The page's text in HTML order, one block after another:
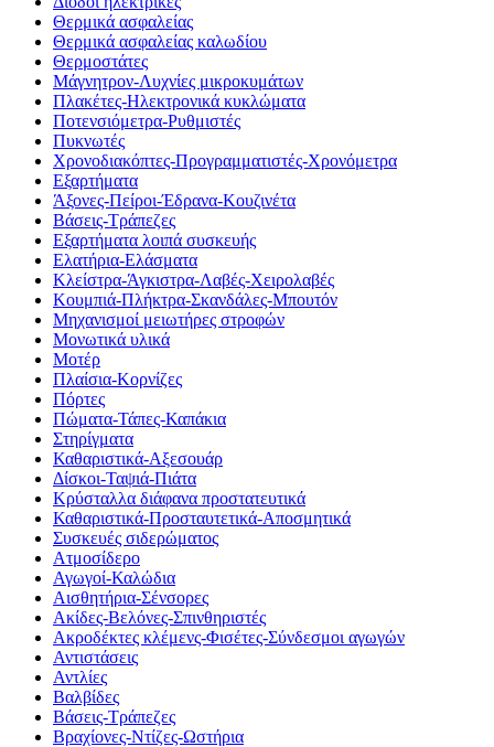
Θερμικά ασφαλείας
Θερμικά ασφαλείας καλωδίου
Θερμοστάτες
Μάγνητρον-Λυχνίες μικροκυμάτων
Πλακέτες-Ηλεκτρονικά κυκλώματα
Ποτενσιόμετρα-Ρυθμιστές
Πυκνωτές
Χρονοδιακόπτες-Προγραμματιστές-Χρονόμετρα
Εξαρτήματα
Άξονες-Πείροι-Έδρανα-Κουζινέτα
Βάσεις-Τράπεζες
Εξαρτήματα λοιπά συσκευής
Ελατήρια-Ελάσματα
Κλείστρα-Άγκιστρα-Λαβές-Χειρολαβές
Κουμπιά-Πλήκτρα-Σκανδάλες-Μπουτόν
Μηχανισμοί μειωτήρες στροφών
Μονωτικά υλικά
Μοτέρ
Πλαίσια-Κορνίζες
Πόρτες
Πώματα-Τάπες-Καπάκια
Στηρίγματα
Καθαριστικά-Αξεσουάρ
Δίσκοι-Ταψιά-Πιάτα
Κρύσταλλα διάφανα προστατευτικά
Καθαριστικά-Προσταυτετικά-Αποσμητικά
Συσκευές σιδερώματος
Ατμοσίδερο
Αγωγοί-Καλώδια
Αισθητήρια-Σένσορες
Ακίδες-Βελόνες-Σπινθηριστές
Ακροδέκτες κλέμενς-Φισέτες-Σύνδεσμοι αγωγών
Αντιστάσεις
Αντλίες
Βαλβίδες
Βάσεις-Τράπεζες
Βραχίονες-Ντίζες-Ωστήρια